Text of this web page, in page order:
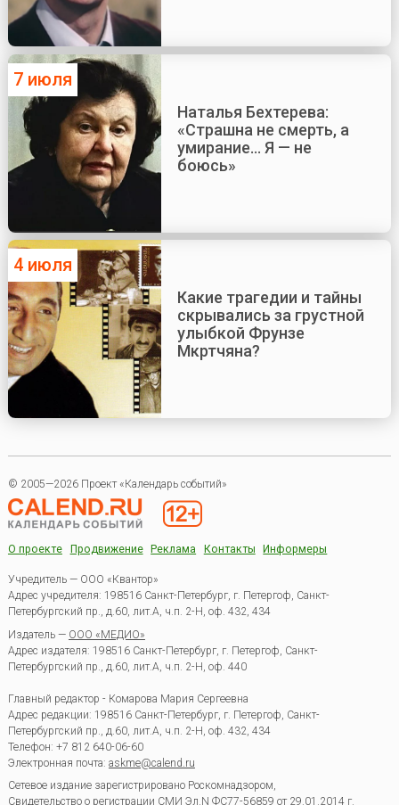
7 июля
Наталья Бехтерева:
«Страшна не смерть, а
умирание... Я — не
боюсь»
4 июля
Какие трагедии и тайны
скрывались за грустной
улыбкой Фрунзе
Мкртчяна?
© 2005—2026 Проект «Календарь событий»
О проекте Продвижение Реклама Контакты Информеры
Учредитель — ООО «Квантор»
Адрес учредителя: 198516 Санкт-Петербург, г. Петергоф, Санкт-
Петербургский пр., д.60, лит.А, ч.п. 2-Н, оф. 432, 434
Издатель — ООО «МЕДИО»
Адрес издателя: 198516 Санкт-Петербург, г. Петергоф, Санкт-
Петербургский пр., д.60, лит.А, ч.п. 2-Н, оф. 440
Главный редактор - Комарова Мария Сергеевна
Адрес редакции: 198516 Санкт-Петербург, г. Петергоф Санкт-
Петербургский пр., д.60, лит.А, ч.п. 2-Н, оф. 432, 434
Телефон: +7 812 640-06-60
Электронная почта: askme@calend.ru
Сетевое издание зарегистрировано Роскомнадзором,
Свидетельство о регистрации СМИ Эл.N ФС77-56859 от 29.01.2014 г.